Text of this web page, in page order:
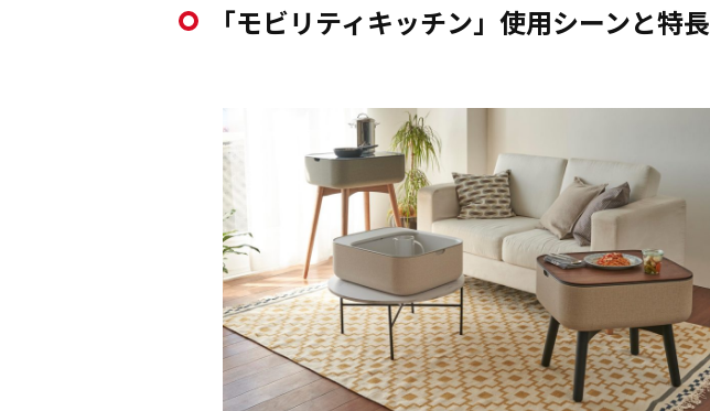
「モビリティキッチン」使用シーンと特長